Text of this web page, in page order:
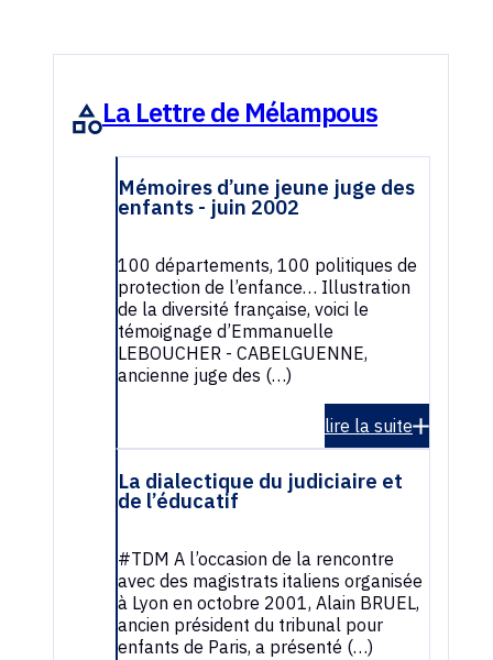
La Lettre de Mélampous
Mémoires d’une jeune juge des
enfants - juin 2002
100 départements, 100 politiques de
protection de l’enfance… Illustration
de la diversité française, voici le
témoignage d’Emmanuelle
LEBOUCHER - CABELGUENNE,
ancienne juge des (…)
lire la suite
La dialectique du judiciaire et
de l’éducatif
#TDM A l’occasion de la rencontre
avec des magistrats italiens organisée
à Lyon en octobre 2001, Alain BRUEL,
ancien président du tribunal pour
enfants de Paris, a présenté (…)